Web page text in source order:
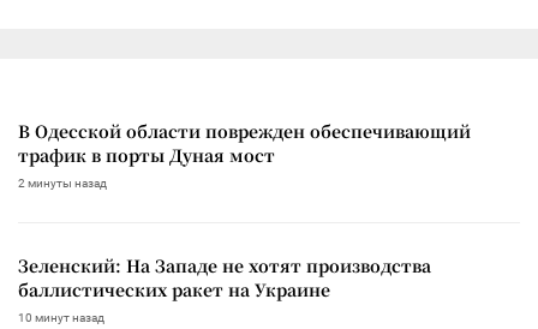
В Одесской области поврежден обеспечивающий
трафик в порты Дуная мост
2 минуты назад
Зеленский: На Западе не хотят производства
баллистических ракет на Украине
10 минут назад